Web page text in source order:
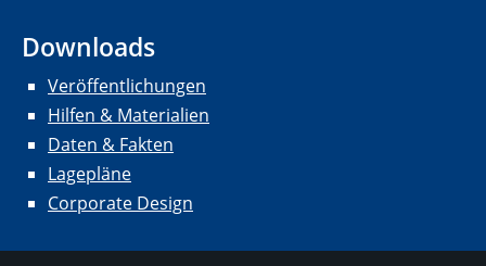
Downloads
Veröffentlichungen
Hilfen & Materialien
Daten & Fakten
Lagepläne
Corporate Design